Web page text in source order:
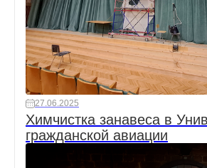
27.06.2025
Химчистка занавеса в
гражданской авиации